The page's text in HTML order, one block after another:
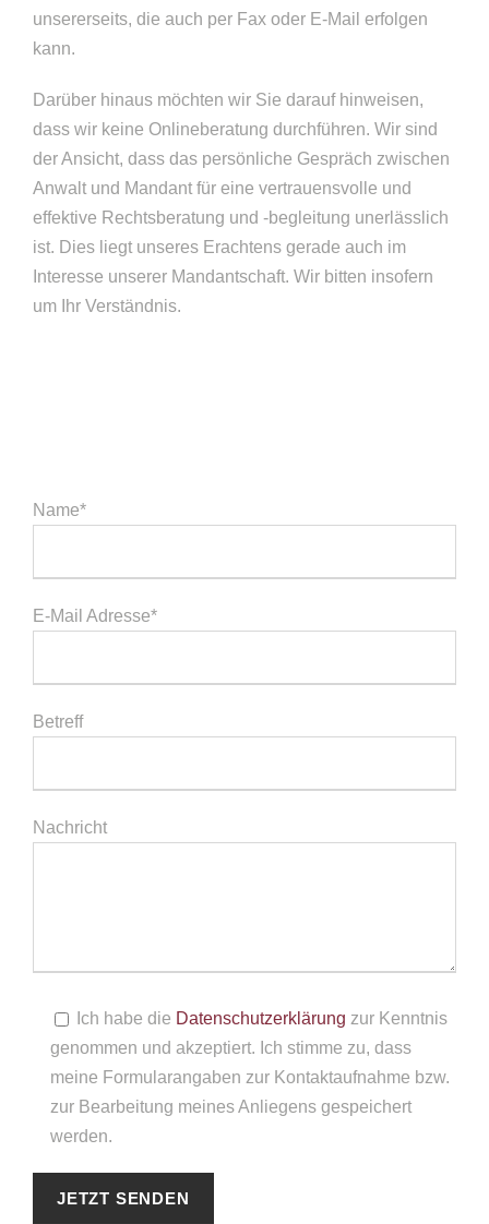
unsererseits, die auch per Fax oder E-Mail erfolgen
kann.
Darüber hinaus möchten wir Sie darauf hinweisen,
dass wir keine Onlineberatung durchführen. Wir sind
der Ansicht, dass das persönliche Gespräch zwischen
Anwalt und Mandant für eine vertrauensvolle und
effektive Rechtsberatung und -begleitung unerlässlich
ist. Dies liegt unseres Erachtens gerade auch im
Interesse unserer Mandantschaft. Wir bitten insofern
um Ihr Verständnis.
Name*
E-Mail Adresse*
Betreff
Nachricht
Ich habe die Datenschutzerklärung zur Kenntnis
genommen und akzeptiert. Ich stimme zu, dass
meine Formularangaben zur Kontaktaufnahme bzw.
zur Bearbeitung meines Anliegens gespeichert
werden.